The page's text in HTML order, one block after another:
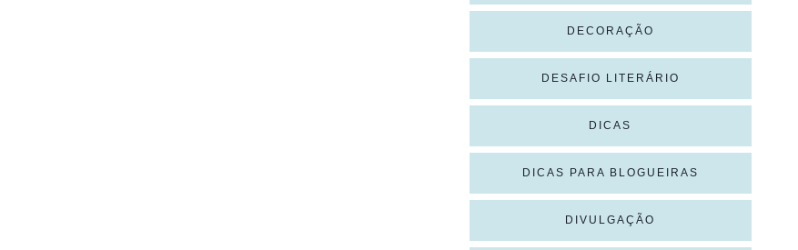
DECORAÇÃO
DESAFIO LITERÁRIO
DICAS
DICAS PARA BLOGUEIRAS
DIVULGAÇÃO